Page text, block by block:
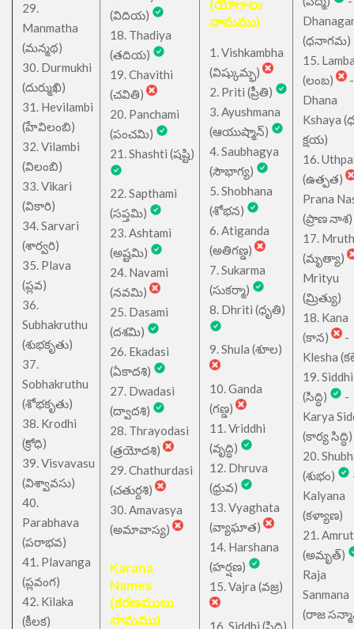
29.
Manmatha
(మన్మథ)
30. Durmukhi
(దుర్ముఖి)
31. Hevilambi
(హేవిలంబి)
32. Vilambi
(విలంబి)
33. Vikari
(వికారి)
34. Sarvari
(శార్వరి)
35. Plava
(ప్లవ)
36.
Subhakruthu
(శుభకృతు)
37.
Sobhakruthu
(శోభకృతు)
38. Krodhi
(క్రోధి)
39. Visvavasu
(విశ్వావసు)
40.
Parabhava
(పరాభవ)
41. Plavanga
(ప్లవంగ)
42. Kilaka
(కీలక)
(విదియ)
18. Thadiya
(తదియ)
19. Chavithi
(చవితి)
20. Panchami
(పంచమి)
21. Shashti (షష్టి)
22. Sapthami
(సప్తమి)
23. Ashtami
(అష్టమి)
24. Navami
(నవమి)
25. Dasami
(దశమి)
26. Ekadasi
(ఏకాదశి)
27. Dwadasi
(ద్వాదశి)
28. Thrayodasi
(త్రయోదశి)
29. Chathurdasi
(చతుర్దశి)
30. Amavasya
(అమావాస్య)
Karana
Names
(కరణములు
నామము)
(యోగాలు
నామము)
1. Vishkambha
(విష్కుమ్భ)
2. Priti (ప్రీతి)
3. Ayushmana
(ఆయుష్మాన్)
4. Saubhagya
(సౌభాగ్య)
5. Shobhana
(శోభన)
6. Atiganda
(అతిగణ్డ)
7. Sukarma
(సుకర్మా)
8. Dhriti (ధృతి)
9. Shula (శూల)
10. Ganda
(గణ్డ)
11. Vriddhi
(వృద్ధి)
12. Dhruva
(ధ్రువ)
13. Vyaghata
(వ్యాఘాత)
14. Harshana
(హర్షణ)
15. Vajra (వజ్ర)
16. Siddhi (సిద్ధి)
(ధనాగమ)
15.
(లంబ)
-
Dhana
Kshaya
క్షయ)
16.
(ఉత్పత)
Prana
(ప్రాణ నాశ)
17.
(మృత్యా)
Mrityu
(మ్రిత్యు)
18. Kana
(కాన)
-
Klesha
19. Siddhi
(సిద్ధి)
-
Karya
(కార్య సిద్ధి)
20.
(శుభం)
Kalyana
(కళ్యాణ)
21.
(అమృత్)
Raja
Sanmana
(రాజ